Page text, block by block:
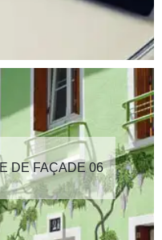
DE FAÇADE 06